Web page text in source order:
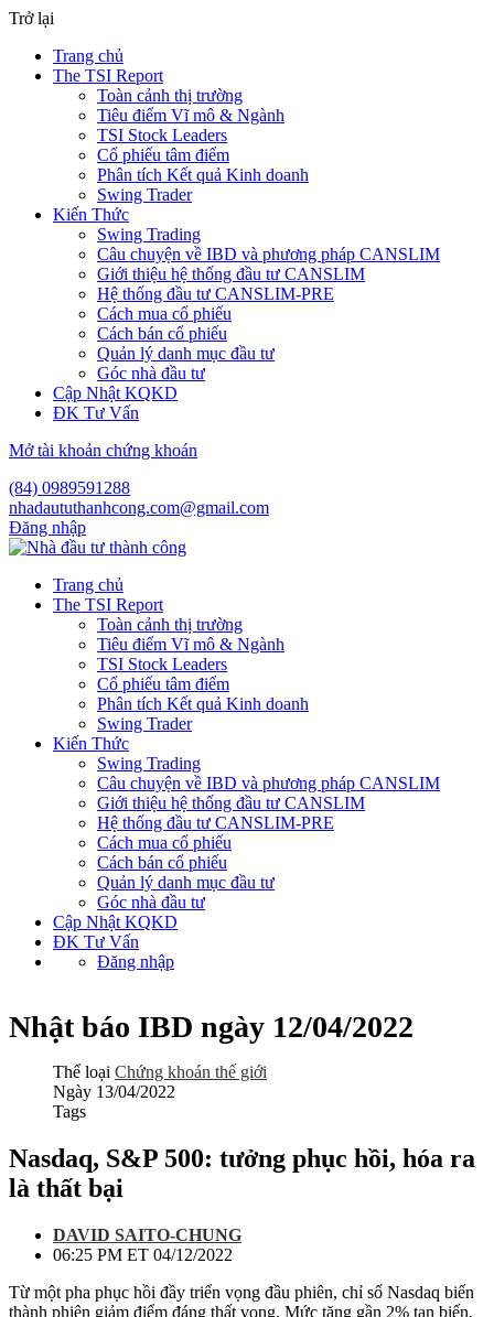
Trở lại
Trang chủ
The TSI Report
Toàn cảnh thị trường
Tiêu điểm Vĩ mô & Ngành
TSI Stock Leaders
Cổ phiếu tâm điểm
Phân tích Kết quả Kinh doanh
Swing Trader
Kiến Thức
Swing Trading
Câu chuyện về IBD và phương pháp CANSLIM
Giới thiệu hệ thống đầu tư CANSLIM
Hệ thống đầu tư CANSLIM-PRE
Cách mua cổ phiếu
Cách bán cổ phiếu
Quản lý danh mục đầu tư
Góc nhà đầu tư
Cập Nhật KQKD
ĐK Tư Vấn
Mở tài khoản chứng khoán
(84) 0989591288
nhadaututhanhcong.com@gmail.com
Đăng nhập
Trang chủ
The TSI Report
Toàn cảnh thị trường
Tiêu điểm Vĩ mô & Ngành
TSI Stock Leaders
Cổ phiếu tâm điểm
Phân tích Kết quả Kinh doanh
Swing Trader
Kiến Thức
Swing Trading
Câu chuyện về IBD và phương pháp CANSLIM
Giới thiệu hệ thống đầu tư CANSLIM
Hệ thống đầu tư CANSLIM-PRE
Cách mua cổ phiếu
Cách bán cổ phiếu
Quản lý danh mục đầu tư
Góc nhà đầu tư
Cập Nhật KQKD
ĐK Tư Vấn
Đăng nhập
Nhật báo IBD ngày 12/04/2022
Thể loại Chứng khoán thế giới
Ngày 13/04/2022
Tags
Nasdaq, S&P 500: tưởng phục hồi, hóa ra
là thất bại
DAVID SAITO-CHUNG
06:25 PM ET 04/12/2022
Từ một pha phục hồi đầy triển vọng đầu phiên, chỉ số Nasdaq biến
thành phiên giảm điểm đáng thất vọng. Mức tăng gần 2% tan biến,